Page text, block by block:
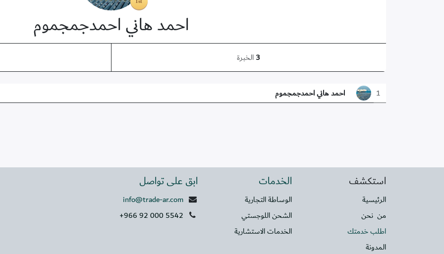
احمد هاني احمدجمجموم
3الخبرة
1 احمد هاني احمدجمجموم
استكشف
الرئيسية
من نحن
اطلب خدمتك
المدونة
الخدمات
الوساطة التجارية
الشحن اللوجستي
الخدمات الاستشارية
ابق على تواصل
info@trade-ar.com
+966 92 000 5542